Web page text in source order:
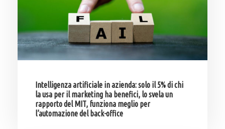
Intelligenza artificiale in azienda: solo il 5% di chi
la usa per il marketing ha benefici, lo svela un
rapporto del MIT, funziona meglio per
l’automazione del back-office